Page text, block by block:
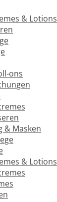
& Lotions
ons
& Masken
& Lotions